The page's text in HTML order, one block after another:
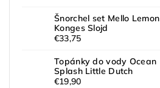
Šnorchel set Mello Lemon
Konges Slojd
€33,75
Topánky do vody Ocean
Splash Little Dutch
€19,90